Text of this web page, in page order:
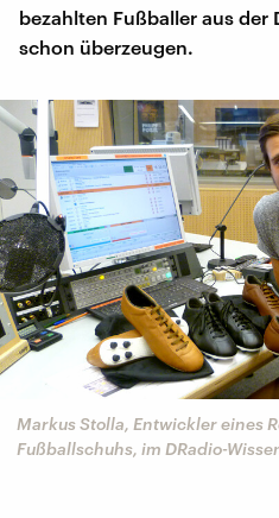
bezahlten Fußballer aus der
schon überzeugen.
Markus Stolla, Entwickler eines
Fußballschuhs, im DRadio-